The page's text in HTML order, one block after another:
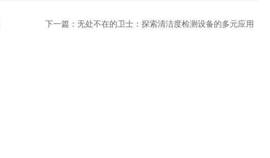
下一篇： 无处不在的卫士：探索清洁度检测设备的多元应用